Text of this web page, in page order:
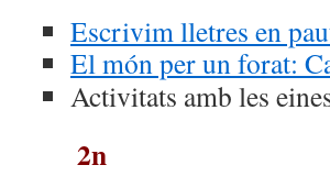
Escrivim lletres en
El món per un forat:
Activitats amb les
2n